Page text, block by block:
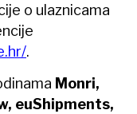
o ulaznicama
.
Monri,
euShipments,